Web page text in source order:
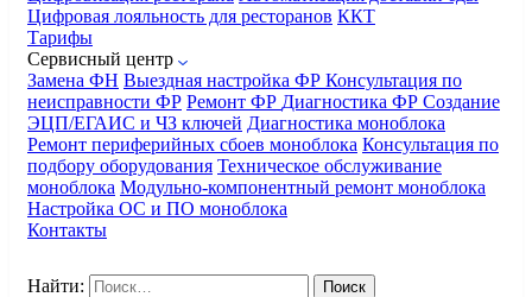
Цифровая лояльность для ресторанов ККТ
Тарифы
Сервисный центр
Замена ФН Выездная настройка ФР Консультация по
неисправности ФР Ремонт ФР Диагностика ФР Создание
ЭЦП/ЕГАИС и ЧЗ ключей Диагностика моноблока
Ремонт периферийных сбоев моноблока Консультация по
подбору оборудования Техническое обслуживание
моноблока Модульно-компонентный ремонт моноблока
Настройка ОС и ПО моноблока
Контакты
Найти: